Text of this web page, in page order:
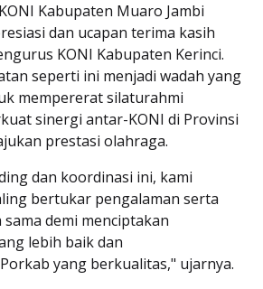
Kabupaten Muaro Jambi
dan ucapan terima kasih
KONI Kabupaten Kerinci.
seperti ini menjadi wadah yang
mempererat silaturahmi
sinergi antar-KONI di Provinsi
prestasi olahraga.
dan koordinasi ini, kami
bertukar pengalaman serta
demi menciptakan
lebih baik dan
yang berkualitas," ujarnya.